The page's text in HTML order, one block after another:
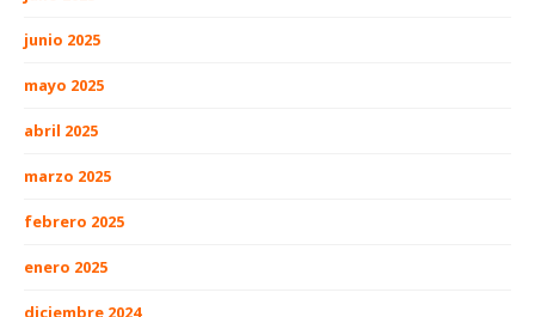
junio 2025
mayo 2025
abril 2025
marzo 2025
febrero 2025
enero 2025
diciembre 2024